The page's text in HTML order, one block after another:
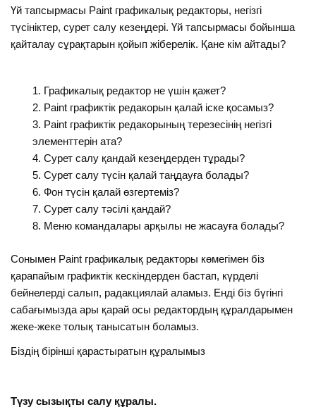
Үй тапсырмасы Paint графикалық редакторы, негізгі
түсініктер, сурет салу кезеңдері. Үй тапсырмасы бойынша
қайталау сұрақтарын қойып жіберелік. Қане кім айтады?
Графикалық редактор не үшін қажет?
Paint графиктік редакорын қалай іске қосамыз?
Paint графиктік редакорының терезесінің негізгі
элементтерін ата?
Сурет салу қандай кезеңдерден тұрады?
Сурет салу түсін қалай таңдауға болады?
Фон түсін қалай өзгертеміз?
Сурет салу тәсілі қандай?
Меню командалары арқылы не жасауға болады?
Сонымен Paint графикалық редакторы көмегімен біз
қарапайым графиктік кескіндерден бастап, күрделі
бейнелерді салып, радакциялай аламыз. Енді біз бүгінгі
сабағымызда ары қарай осы редактордың құралдарымен
жеке-жеке толық танысатын боламыз.
Біздің бірінші қарастыратын құралымыз
Түзу сызықты салу құралы.